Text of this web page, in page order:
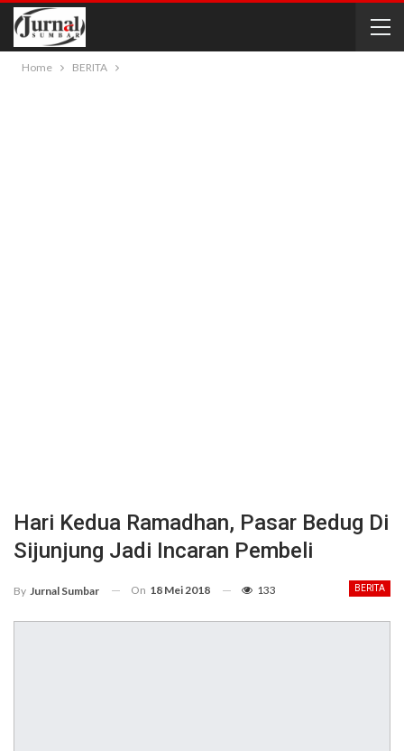
Home BERITA
Hari Kedua Ramadhan, Pasar Bedug Di
Sijunjung Jadi Incaran Pembeli
BERITA
By Jurnal Sumbar On 18 Mei 2018 133